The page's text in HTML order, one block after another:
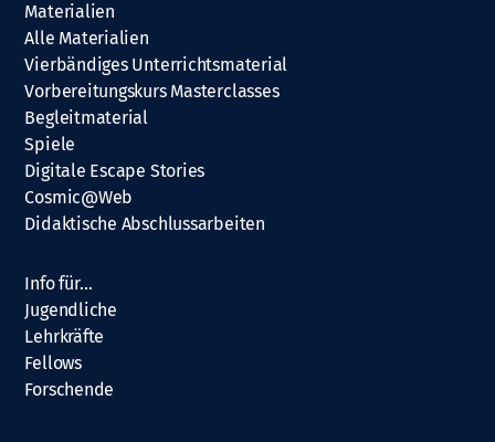
Materialien
Alle Materialien
Vierbändiges Unterrichtsmaterial
Vorbereitungskurs Masterclasses
Begleitmaterial
Spiele
Digitale Escape Stories
Cosmic@Web
Didaktische Abschlussarbeiten
Info für…
Jugendliche
Lehrkräfte
Fellows
Forschende